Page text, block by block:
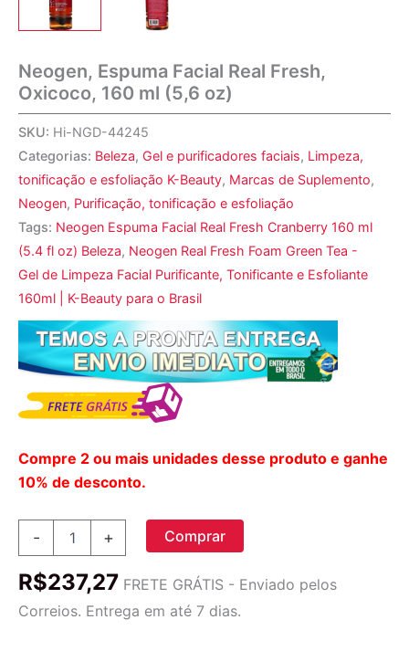
Neogen, Espuma Facial Real Fresh,
Oxicoco, 160 ml (5,6 oz)
SKU: Hi-NGD-44245
Categorias: Beleza, Gel e purificadores faciais, Limpeza,
tonificação e esfoliação K-Beauty, Marcas de Suplemento,
Neogen, Purificação, tonificação e esfoliação
Tags: Neogen Espuma Facial Real Fresh Cranberry 160 ml
(5.4 fl oz) Beleza, Neogen Real Fresh Foam Green Tea -
Gel de Limpeza Facial Purificante, Tonificante e Esfoliante
160ml | K-Beauty para o Brasil
Compre 2 ou mais unidades desse produto e ganhe
10% de desconto.
-
Real
Oxicoco,
+ Comprar
R$237,27 FRETE GRÁTIS - Enviado pelos
Correios. Entrega em até 7 dias.